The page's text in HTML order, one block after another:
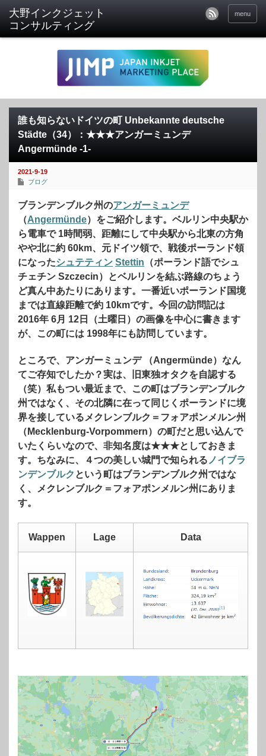
menu
誰も知らないドイツの町 Unbekannte deutsche
Städte（34）：★★★アンガーミュンデ
Angermünde -1-
2021-9-19
ブログ
ブランデンブルク州のアンガーミュンデ
（Angermünde）をご紹介します。ベルリン中央駅か
ら電車で 1時間弱、距離にして中央駅から北東の方角
やや北に約 60km、元ドイツ領で、戦後ポーランド領
になったシュテティン Stettin （ポーランド語でシュ
チェチン Szczecin）とベルリンを結ぶ路線のちょう
ど真ん中あたりにあります。一番近いポーランド国境
までは直線距離で約 10kmです。今回の訪問記は
2016年 6月 12日（土曜日）の画像を中心に書きます
が、この町には 1998年にも訪問しています。
ところで、アンガーミュンデ （Angermünde）なん
てご存知でしたか？実は、旧東独オタクを自認する
（笑）私もつい最近まで、この町はブランデンブルク
州ではなく、その北隣に在って同じくポーランドに境
界を接しているメクレンブルク＝フォアポンメルン州
（Mecklenburg-Vorpommern）の町だと思い込んで
いたくらいなので、非知名度は★★★としておきま
す。ちなみに、４つの美しい城門で知られる ノイブラ
ンデンブルク という町はブランデンブルク州ではな
く、メクレンブルク＝フォアポンメルン州にありま
す。
Wappen Lage Data